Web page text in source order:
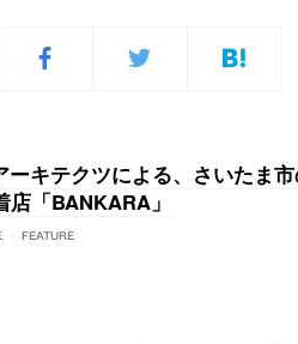
ーキテクツによる、さいたま
「BANKARA」
FEATURE